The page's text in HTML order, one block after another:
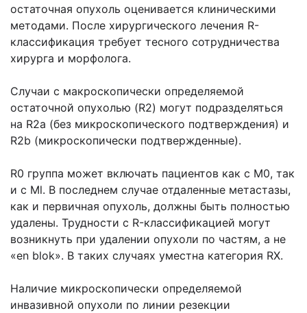
остаточная опухоль оценивается клиническими
методами. После хирургического лечения R-
классификация требует тесного сотрудничества
хирурга и морфолога.
Случаи с макроскопически определяемой
остаточной опухолью (R2) могут подразделяться
на R2a (без микроскопического подтверждения) и
R2b (микроскопически подтвержденные).
R0 группа может включать пациентов как с М0, так
и с Ml. В последнем случае отдаленные метастазы,
как и первичная опухоль, должны быть полностью
удалены. Трудности с R-классификацией могут
возникнуть при удалении опухоли по частям, а не
«en blok». В таких случаях уместна категория RX.
Наличие микроскопически определяемой
инвазивной опухоли по линии резекции